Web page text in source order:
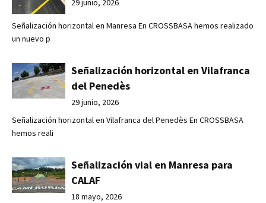
29 junio, 2026
Señalización horizontal en Manresa En CROSSBASA hemos realizado
un nuevo p
Señalización horizontal en Vilafranca
del Penedès
29 junio, 2026
Señalización horizontal en Vilafranca del Penedès En CROSSBASA
hemos reali
Señalización vial en Manresa para
CALAF
18 mayo, 2026